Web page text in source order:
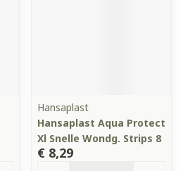
Hansaplast
Hansaplast Aqua Protect
Xl Snelle Wondg. Strips 8
€ 8,29